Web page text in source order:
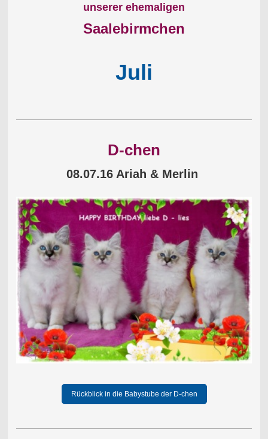
unserer ehemaligen
Saalebirmchen
Juli
D-chen
08.07.16 Ariah & Merlin
Rückblick in die Babystube der D-chen